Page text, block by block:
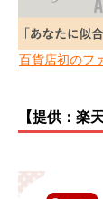
百貨店初のフ
【提供：楽